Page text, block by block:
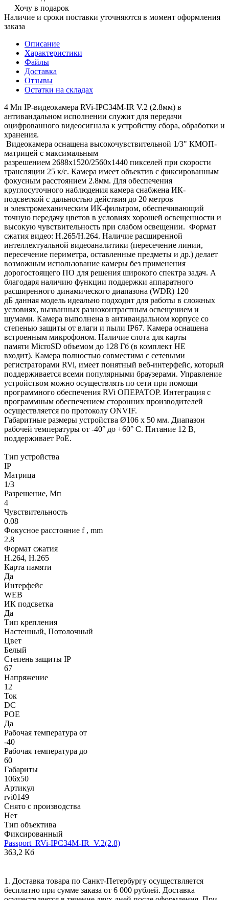
Хочу в подарок
Наличие и сроки поставки уточняются в момент оформления
заказа
Описание
Характеристики
Файлы
Доставка
Отзывы
Остатки на складах
4 Мп IP-видеокамера RVi-IPC34M-IR V.2 (2.8мм) в
антивандальном исполнении служит для передачи
оцифрованного видеосигнала к устройству сбора, обработки и
хранения.
Видеокамера оснащена высокочувствительной 1/3" КМОП-
матрицей с максимальным
разрешением 2688х1520/2560х1440 пикселей при скорости
трансляции 25 к/с. Камера имеет объектив с фиксированным
фокусным расстоянием 2.8мм. Для обеспечения
круглосуточного наблюдения камера снабжена ИК-
подсветкой с дальностью действия до 20 метров
и электромеханическим ИК-фильтром, обеспечивающий
точную передачу цветов в условиях хорошей освещенности и
высокую чувствительность при слабом освещении. Формат
сжатия видео: H.265/H.264. Наличие расширенной
интеллектуальной видеоаналитики (пересечение линии,
пересечение периметра, оставленные предметы и др.) делает
возможным использование камеры без применения
дорогостоящего ПО для решения широкого спектра задач. А
благодаря наличию функции поддержки аппаратного
расширенного динамического диапазона (WDR) 120
дБ данная модель идеально подходит для работы в сложных
условиях, вызванных разноконтрастным освещением и
шумами. Камера выполнена в антивандальном корпусе со
степенью защиты от влаги и пыли IP67. Камера оснащена
встроенным микрофоном. Наличие слота для карты
памяти MicroSD объемом до 128 Гб (в комплект НЕ
входит). Камера полностью совместима с сетевыми
регистраторами RVi, имеет понятный веб-интерфейс, который
поддерживается всеми популярными браузерами. Управление
устройством можно осуществлять по сети при помощи
программного обеспечения RVi ОПЕРАТОР. Интеграция с
программным обеспечением сторонних производителей
осуществляется по протоколу ONVIF.
Габаритные размеры устройства Ø106 x 50 мм. Диапазон
рабочей температуры от -40° до +60° С. Питание 12 В,
поддерживает PoE.
Тип устройства
IP
Матрица
1/3
Разрешение, Мп
4
Чувствительность
0.08
Фокусное расстояние f , mm
2.8
Формат сжатия
H.264, H.265
Карта памяти
Да
Интерфейс
WEB
ИК подсветка
Да
Тип крепления
Настенный, Потолочный
Цвет
Белый
Степень защиты IP
67
Напряжение
12
Ток
DC
POE
Да
Рабочая температура от
-40
Рабочая температура до
60
Габариты
106x50
Артикул
rvi0149
Снято с производства
Нет
Тип объектива
Фиксированный
Passport_RVi-IPC34M-IR_V.2(2.8)
363,2 Кб
1. Доставка товара по Санкт-Петербургу осуществляется
бесплатно при сумме заказа от 6 000 рублей. Доставка